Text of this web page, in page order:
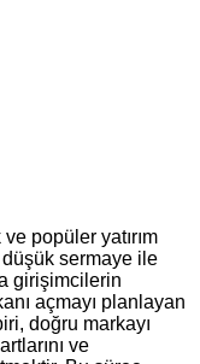
popüler yatırım
sermaye ile
girişimcilerin
açmayı planlayan
doğru markayı
ve